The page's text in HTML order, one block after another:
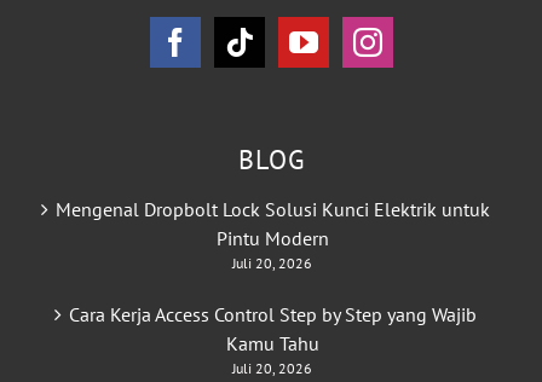
BLOG
Mengenal Dropbolt Lock Solusi Kunci Elektrik untuk
Pintu Modern
Juli 20, 2026
Cara Kerja Access Control Step by Step yang Wajib
Kamu Tahu
Juli 20, 2026